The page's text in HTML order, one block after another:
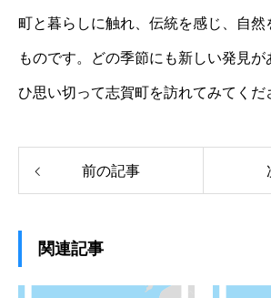
町と暮らしに触れ、伝統を感じ、自然
ものです。どの季節にも新しい発見
ひ思い切って志賀町を訪れてみてくだ
前の記事
関連記事